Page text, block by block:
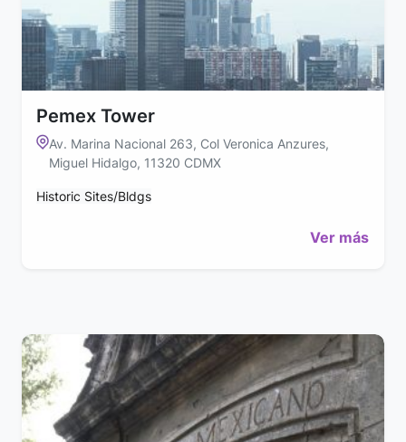
Pemex Tower
Av. Marina Nacional 263, Col Veronica Anzures,
Miguel Hidalgo, 11320 CDMX
Historic Sites/Bldgs
Ver más